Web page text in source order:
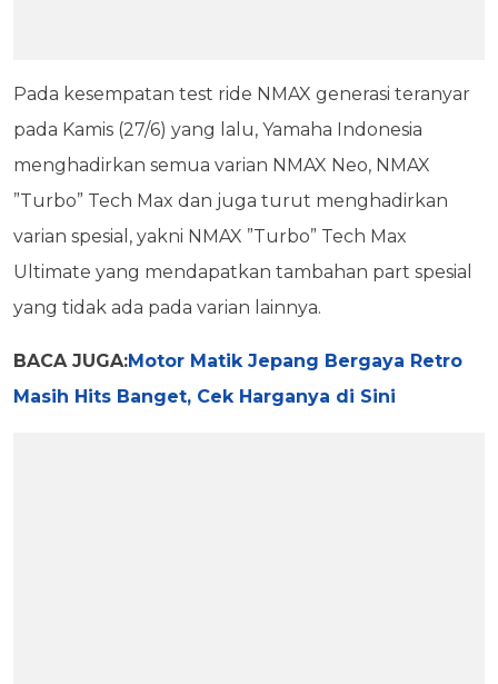
Pada kesempatan test ride NMAX generasi teranyar
pada Kamis (27/6) yang lalu, Yamaha Indonesia
menghadirkan semua varian NMAX Neo, NMAX
”Turbo” Tech Max dan juga turut menghadirkan
varian spesial, yakni NMAX ”Turbo” Tech Max
Ultimate yang mendapatkan tambahan part spesial
yang tidak ada pada varian lainnya.
BACA JUGA:Motor Matik Jepang Bergaya Retro
Masih Hits Banget, Cek Harganya di Sini